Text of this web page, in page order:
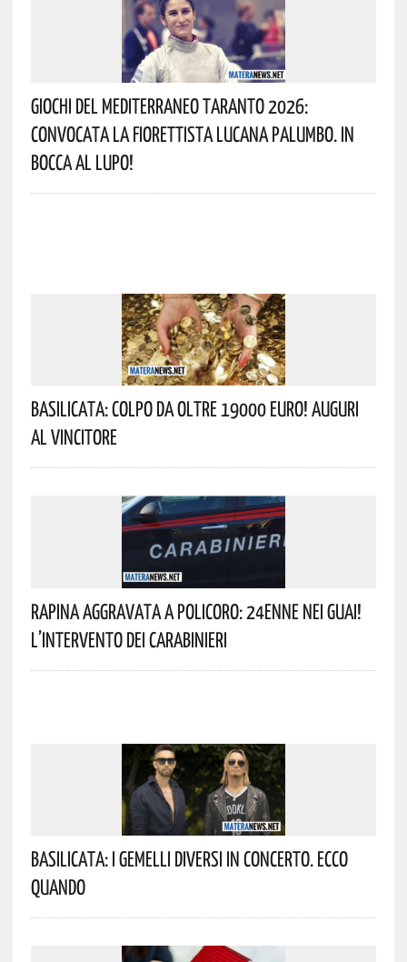
Giochi Del Mediterraneo Taranto 2026:
Convocata La Fiorettista Lucana Palumbo. In
Bocca Al Lupo!
Basilicata: Colpo Da Oltre 19000 Euro! Auguri
Al Vincitore
Rapina Aggravata A Policoro: 24enne Nei Guai!
L’intervento Dei Carabinieri
Basilicata: I Gemelli DiVersi In Concerto. Ecco
Quando